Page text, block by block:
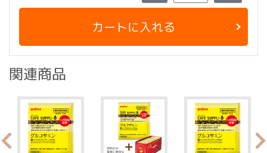
カートに入れる
関連商品